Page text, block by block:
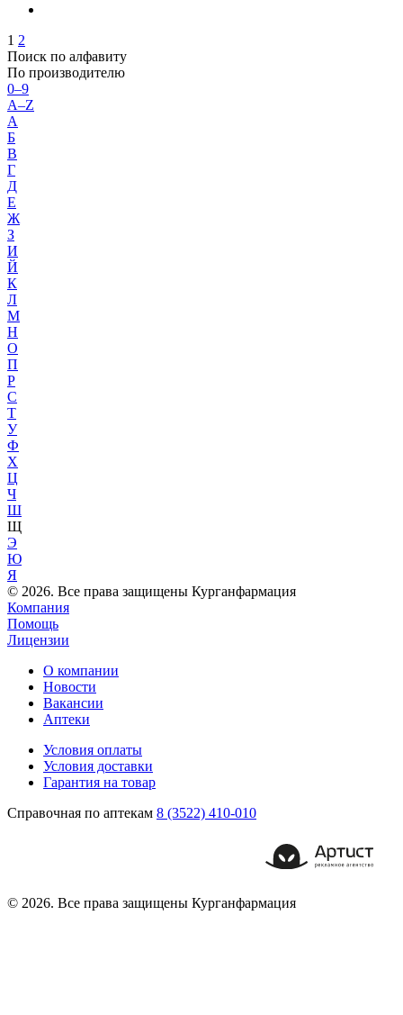
1 2
Поиск по алфавиту
По производителю
0–9
A–Z
А
Б
В
Г
Д
Е
Ж
З
И
Й
К
Л
М
Н
О
П
Р
С
Т
У
Ф
Х
Ц
Ч
Ш
Щ
Э
Ю
Я
© 2026. Все права защищены Курганфармация
Компания
Помощь
Лицензии
О компании
Новости
Вакансии
Аптеки
Условия оплаты
Условия доставки
Гарантия на товар
Справочная по аптекам 8 (3522) 410-010
© 2026. Все права защищены Курганфармация